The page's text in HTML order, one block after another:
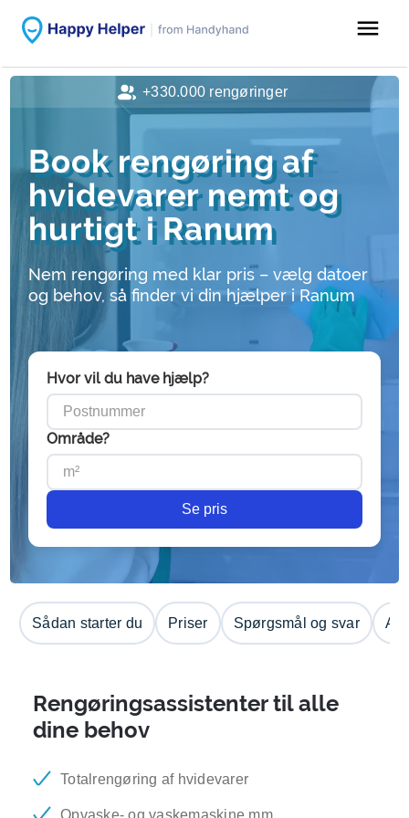
menu
Book rengøring af
hvidevarer nemt og
hurtigt i Ranum
Nem rengøring med klar pris – vælg datoer
og behov, så finder vi din hjælper i Ranum
Hvor vil du have hjælp?
Område?
Se pris
Sådan starter du Priser Spørgsmål og svar
Rengøringsassistenter til alle
dine behov
Totalrengøring af hvidevarer
Opvaske- og vaskemaskine mm.
+330.000 rengøringer